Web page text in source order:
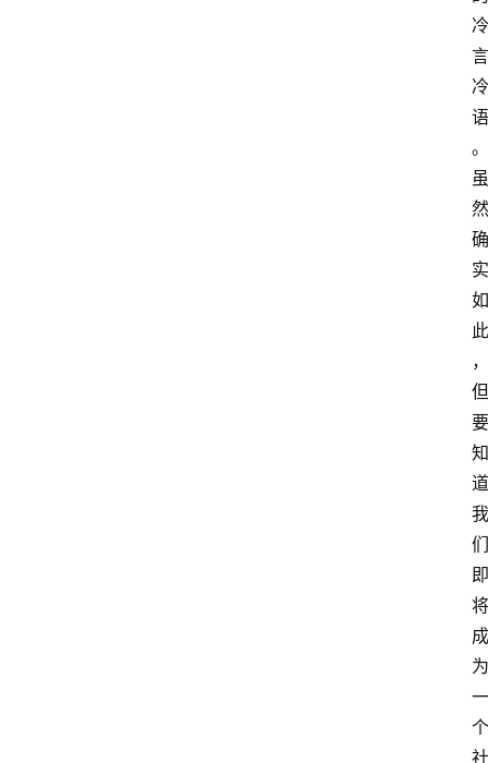
冷
言
冷
语
。
虽
然
确
实
如
此
，
但
要
知
道
我
们
即
将
成
为
一
个
社